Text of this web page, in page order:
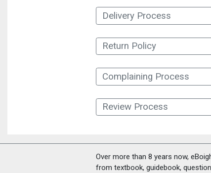
Delivery Process
Return Policy
Complaining Process
Review Process
Over more than 8 years now,
from textbook, guidebook,